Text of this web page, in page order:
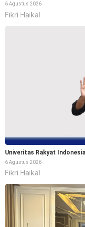
6 Agustus 2026
Fikri Haikal
Univeritas Rakyat
6 Agustus 2026
Fikri Haikal